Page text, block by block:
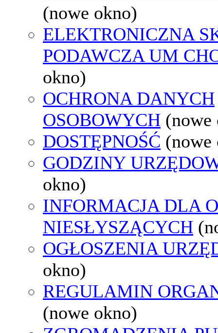
(nowe okno)
ELEKTRONICZNA
PODAWCZA UM
okno)
OCHRONA DANYCH
OSOBOWYCH (nowe
DOSTĘPNOŚĆ (nowe
GODZINY
okno)
INFORMACJA DLA
NIESŁYSZĄCYCH
OGŁOSZENIA
okno)
REGULAMIN
(nowe okno)